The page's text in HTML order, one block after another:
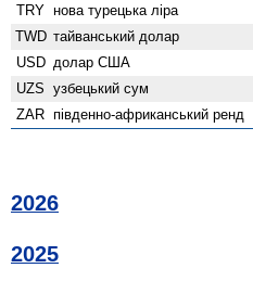
TRY нова турецька ліра
TWD тайванський долар
USD долар США
UZS узбецький сум
ZAR південно-африканський ренд
2026
2025